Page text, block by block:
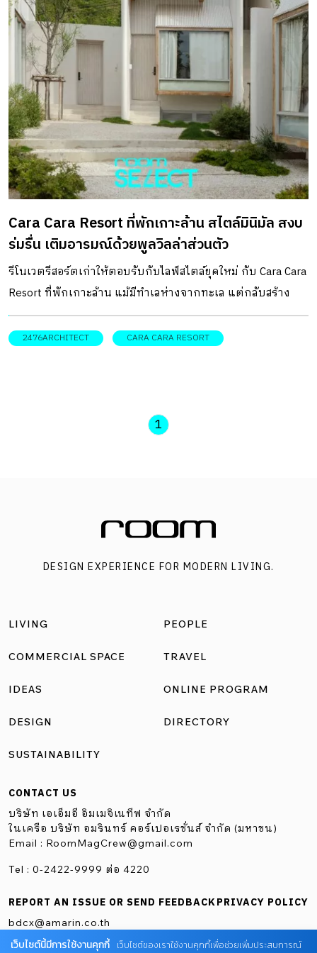
Cara Cara Resort ที่พักเกาะล้าน สไตล์มินิมัล สงบ
ร่มรื่น เติมอารมณ์ด้วยพูลวิลล่าส่วนตัว
รีโนเวตรีสอร์ตเก่าให้ตอบรับกับไลฟ์สไตล์ยุคใหม่ กับ Cara Cara
Resort ที่พักเกาะล้าน แม้มีทำเลห่างจากทะเล แต่กลับสร้าง
ประสบการณ์ใหม่ตอบโจทย์การพักผ่อนตลอดทั้งวัน
DESIGNER DIRECTORYออกแบบ – ตกแต่ง: 2476ARCHITECT
ของร้านอาหารและสระว่ายน้ำที่ยกระดับให้มีความเป็นส่วนตัว
การเซาะร่องบนผนังให้เกิดมิติของแสงเงา รวมถึงหน้าต่าง
กระด้างเกินไป รับกับเส้นสายโค้งเว้าที่ถูกนำมาใช้ในผังบริเวณ
วิลล่าส่วนตัว ด้วยการเพิ่มชั้นลอยเพื่อเพิ่มพื้นที่และฟังก์ชันที่
ภายในห้องได้อย่างยาวนานขึ้น นอกจากนี้มุม Bay Window ใน
วิลล่าแต่ละหลังยังสร้างกรอบภาพของวิวพื้นที่สีเขียวระหว่าง
เด่น ที่ตั้ง209/71 หมู่ที่ 7 ตำบลนาเกลือ อำเภอบางละมุง
https://maps.app.goo.gl/k9UeMy18S8Lrvtdx7โทร. 06-1229-
5669 ออกแบบ-ตกแต่ง: 2476ARCHITECT เรื่อง: Natthawat
Klaysubanภาพ: นันทิยา Sunny Beach House คาเฟ่พัทยา […]
2476ARCHITECT CARA CARA RESORT
1
DESIGN EXPERIENCE FOR MODERN LIVING.
LIVING
COMMERCIAL SPACE
IDEAS
DESIGN
SUSTAINABILITY
PEOPLE
TRAVEL
ONLINE PROGRAM
DIRECTORY
CONTACT US
บริษัท เอเอ็มอี อิมเมจิเนทีฟ จำกัด
ในเครือ บริษัท อมรินทร์ คอร์เปอเรชั่นส์ จำกัด (มหาชน)
Email : RoomMagCrew@gmail.com
Tel : 0-2422-9999 ต่อ 4220
REPORT AN ISSUE OR SEND FEEDBACK
bdcx@amarin.co.th
PRIVACY POLICY
เว็บไซต์นี้มีการใช้งานคุกกี้ เว็บไซต์ของเราใช้งานคุกกี้เพื่อช่วยเพิ่มประสบการณ์